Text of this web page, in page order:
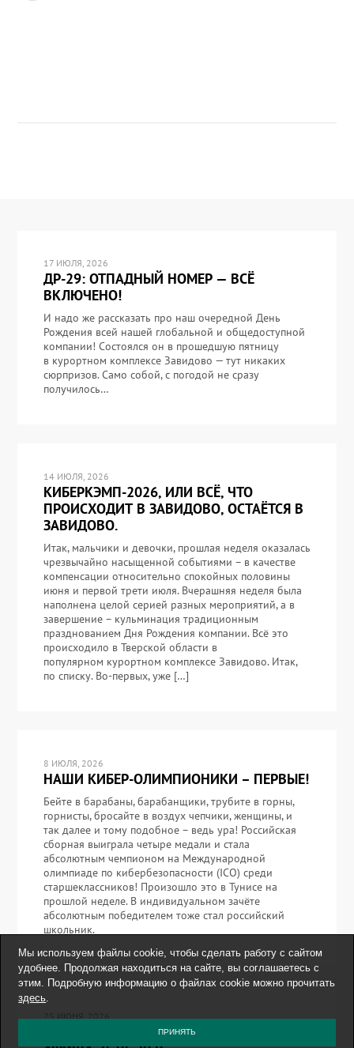
17 ИЮЛЯ, 2026
ДР-29: ОТПАДНЫЙ НОМЕР — ВСЁ
ВКЛЮЧЕНО!
И надо же рассказать про наш очередной День
Рождения всей нашей глобальной и общедоступной
компании! Состоялся он в прошедшую пятницу
в курортном комплексе Завидово — тут никаких
сюрпризов. Само собой, с погодой не сразу
получилось…
14 ИЮЛЯ, 2026
КИБЕРКЭМП-2026, ИЛИ ВСЁ, ЧТО
ПРОИСХОДИТ В ЗАВИДОВО, ОСТАЁТСЯ В
ЗАВИДОВО.
Итак, мальчики и девочки, прошлая неделя оказалась
чрезвычайно насыщенной событиями – в качестве
компенсации относительно спокойных половины
июня и первой трети июля. Вчерашняя неделя была
наполнена целой серией разных мероприятий, а в
завершение – кульминация традиционным
празднованием Дня Рождения компании. Всё это
происходило в Тверской области в
популярном курортном комплексе Завидово. Итак,
по списку. Во-первых, уже […]
8 ИЮЛЯ, 2026
НАШИ КИБЕР-ОЛИМПИОНИКИ – ПЕРВЫЕ!
Бейте в барабаны, барабанщики, трубите в горны,
горнисты, бросайте в воздух чепчики, женщины, и
так далее и тому подобное – ведь ура! Российская
сборная выиграла четыре медали и стала
абсолютным чемпионом на Международной
олимпиаде по кибербезопасности (ICO) среди
старшеклассников! Произошло это в Тунисе на
прошлой неделе. В индивидуальном зачёте
абсолютным победителем тоже стал российский
школьник.
25 ИЮНЯ, 2026
BLADE RUNNER – 44, ИЛИ ВЕЧЕРНЯЯ
Мы используем файлы cookie, чтобы сделать работу с сайтом
удобнее. Продолжая находиться на сайте, вы соглашаетесь с
этим. Подробную информацию о файлах cookie можно прочитать
здесь.
ПРИНЯТЬ